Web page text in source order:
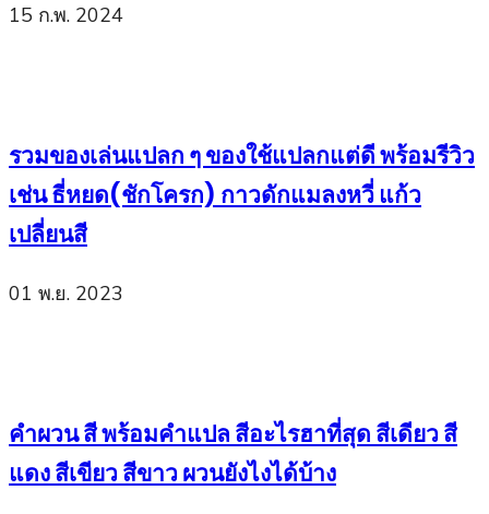
15 ก.พ. 2024
รวมของเล่นแปลก ๆ ของใช้แปลกแต่ดี พร้อมรีวิว
เช่น ธี่หยด(ชักโครก) กาวดักแมลงหวี่ แก้ว
เปลี่ยนสี
01 พ.ย. 2023
คำผวน สี พร้อมคำแปล สีอะไรฮาที่สุด สีเดียว สี
แดง สีเขียว สีขาว ผวนยังไงได้บ้าง